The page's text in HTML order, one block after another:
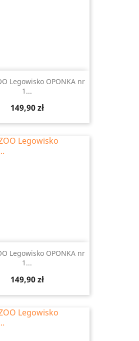
Legowisko OPONKA nr
1...
Cena
149,90 zł
Legowisko OPONKA nr
1...
Cena
149,90 zł